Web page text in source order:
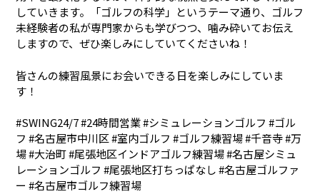
していきます。「ゴルフの科学」というテーマ通り、ゴルフ
未経験者の私が専門家からも学びつつ、噛み砕いてお伝え
しますので、ぜひ楽しみにしていてくださいね！
皆さんの練習風景にお会いできる日を楽しみにしていま
す！
#SWING24/7 #24時間営業 #シミュレーションゴルフ #ゴル
フ #名古屋市中川区 #室内ゴルフ #ゴルフ練習場 #千音寺 #万
場 #大治町 #尾張地区インドアゴルフ練習場 #名古屋シミュ
レーションゴルフ #尾張地区打ちっぱなし #名古屋ゴルファ
ー #名古屋市ゴルフ練習場